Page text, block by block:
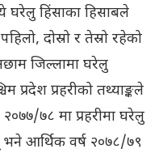
घरेलु हिंसाका हिसाबले
दोस्रो र तेस्रो रहेको
जिल्लामा घरेलु
प्रदेश प्रहरीको तथ्याङ्कले
७८ मा प्रहरीमा घरेलु
आर्थिक वर्ष २०७८/७९